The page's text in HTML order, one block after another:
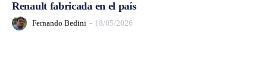
Renault fabricada en el país
Fernando Bedini - 18/05/2026